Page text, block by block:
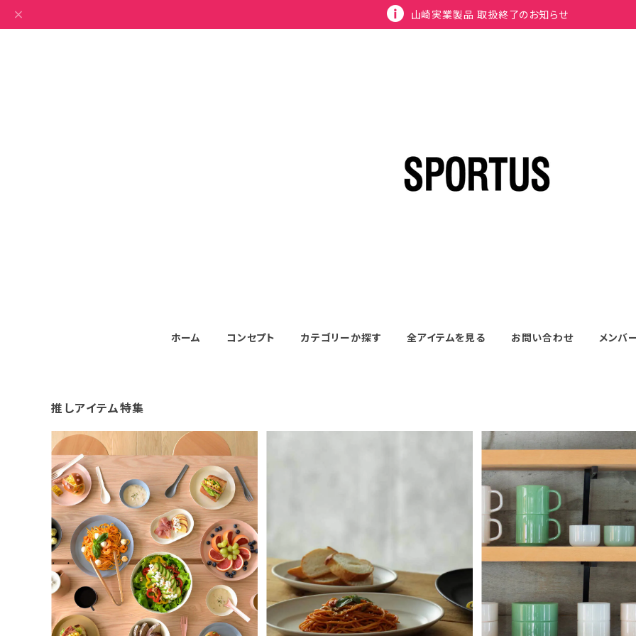
山崎実業製品 取扱終了のお知らせ
ホーム コンセプト カテゴリーか探す 全アイテムを見る お問い合わせ メンバ
推しアイテム特集